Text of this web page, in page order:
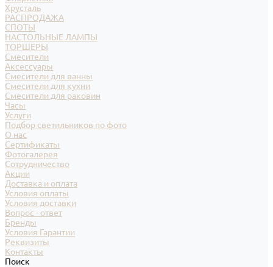
Хрусталь
РАСПРОДАЖА
СПОТЫ
НАСТОЛЬНЫЕ ЛАМПЫ
ТОРШЕРЫ
Смесители
Аксессуары
Смесители для ванны
Смесители для кухни
Смесители для раковин
Часы
Услуги
Подбор светильников по фото
О нас
Сертификаты
Фотогалерея
Сотрудничество
Акции
Доставка и оплата
Условия оплаты
Условия доставки
Вопрос - ответ
Бренды
Условия Гарантии
Реквизиты
Контакты
Поиск